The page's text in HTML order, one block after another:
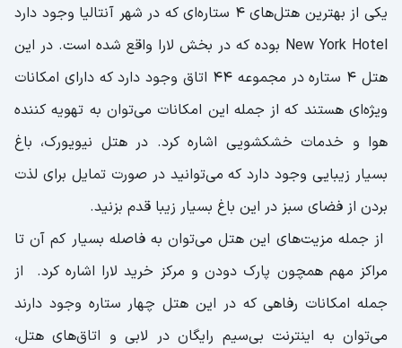
یکی از بهترین هتل‌های ۴ ستاره‌ای که در شهر آنتالیا وجود دارد
New York Hotel بوده که در بخش لارا واقع شده است‌. در این
هتل ۴ ستاره در مجموعه ۴۴ اتاق وجود دارد که دارای امکانات
ویژه‌ای هستند که از جمله این امکانات می‌توان به تهویه کننده
هوا و خدمات خشکشویی اشاره کرد. در هتل نیویورک، باغ
بسیار زیبایی وجود دارد که می‌توانید در صورت تمایل برای لذت
بردن از فضای سبز در این باغ بسیار زیبا قدم بزنید.
از جمله مزیت‌های این هتل می‌توان به فاصله بسیار کم آن تا
مراکز مهم همچون پارک دودن و مرکز خرید لارا اشاره کرد. از
جمله امکانات رفاهی که در این هتل چهار ستاره وجود دارند
می‌توان به اینترنت بی‌سیم رایگان در لابی و اتاق‌های هتل،